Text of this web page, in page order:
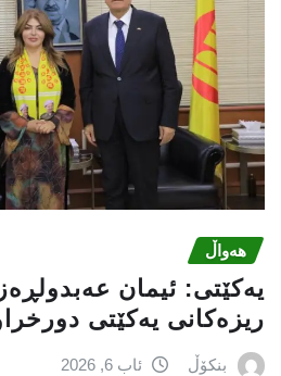
هەواڵ
یه‌كێتی: ئیمان
ریزه‌كانی یه‌كێتی
بنکۆڵ ئاب 6, 2026